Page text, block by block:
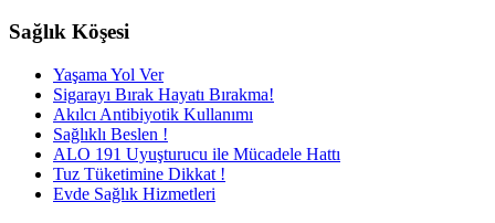
Sağlık Köşesi
Yaşama Yol Ver
Sigarayı Bırak Hayatı Bırakma!
Akılcı Antibiyotik Kullanımı
Sağlıklı Beslen !
ALO 191 Uyuşturucu ile Mücadele Hattı
Tuz Tüketimine Dikkat !
Evde Sağlık Hizmetleri